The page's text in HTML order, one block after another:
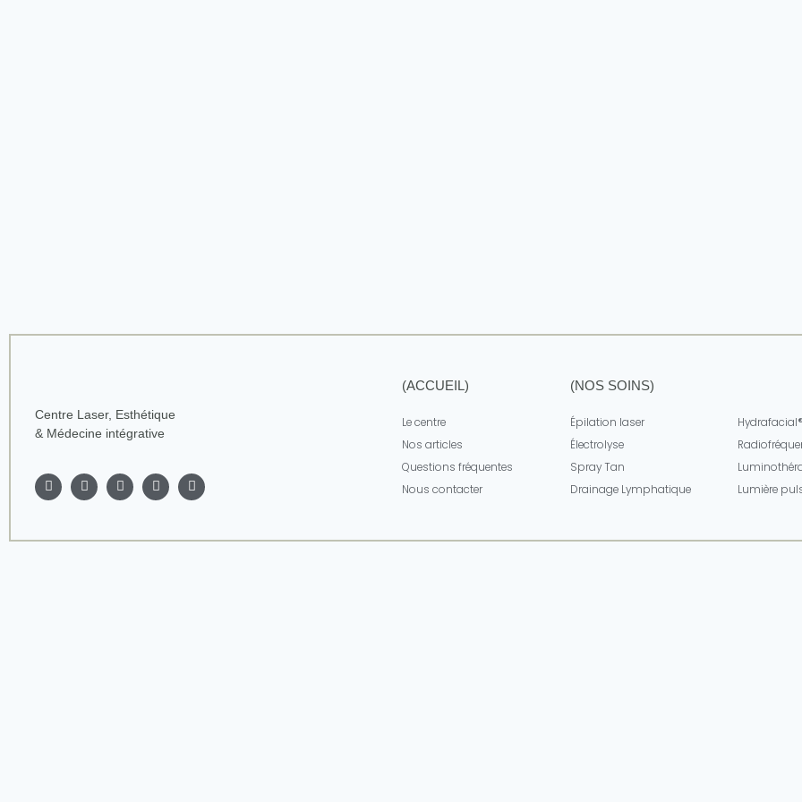
Centre Laser, Esthétique
& Médecine intégrative
(ACCUEIL)
Le centre
Nos articles
Questions fréquentes
Nous contacter
(NOS SOINS)
Épilation laser
Électrolyse
Spray Tan
Drainage Lymphatique
Hydrafacial®
Lumière